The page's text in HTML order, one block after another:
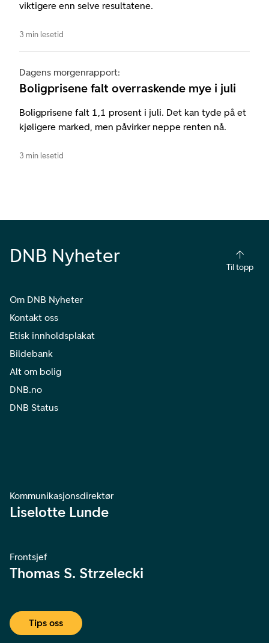
viktigere enn selve resultatene.
3 min lesetid
Dagens morgenrapport:
Boligprisene falt overraskende mye i juli
Boligprisene falt 1,1 prosent i juli. Det kan tyde på et
kjøligere marked, men påvirker neppe renten nå.
3 min lesetid
DNB Nyheter
Til topp
Om DNB Nyheter
Kontakt oss
Etisk innholdsplakat
Bildebank
Alt om bolig
DNB.no
DNB Status
Kommunikasjonsdirektør
Liselotte Lunde
Frontsjef
Thomas S. Strzelecki
Tips oss